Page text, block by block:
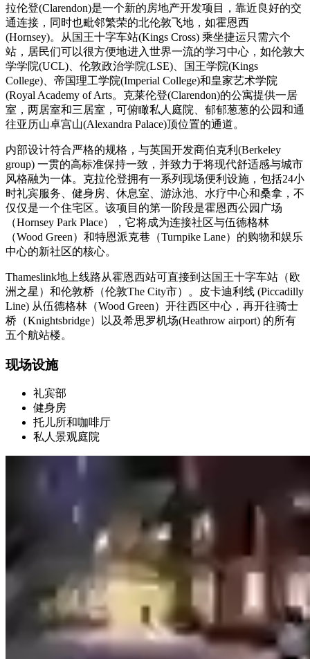
拉伦登(Clarendon)是一个新的房地产开发项目，靠近良好的交
通连接，同时也毗邻繁荣的北伦敦飞地，如霍恩西
(Hornsey)。从国王十字车站(Kings Cross) 乘坐捷运只需六个
站，居民们可以很方便地进入世界一流的学习中心，如伦敦大
学学院(UCL)、伦敦政治学院(LSE)、国王学院(Kings
College)、帝国理工学院(Imperial College)和皇家艺术学院
(Royal Academy of Arts。克莱伦登(Clarendon)的公寓提供一居
室，两居室和三居室，可俯瞰私人庭院、郁郁葱葱的公园和通
往亚历山卓宫山(Alexandra Palace)顶位置的通道。
内部设计符合严格的规格，与英国开发商伯克利(Berkeley
group) 一贯的高标准保持一致，并致力于将现代舒适感与城市
风格融为一体。克拉伦登拥有一系列现场便利设施，包括24小
时礼宾服务、健身房、休息室、游泳池、水疗中心和桑拿，不
仅仅是一个住宅区。该项目的第一阶段是霍恩西公园广场
（Hornsey Park Place），它将成为连接社区与伍德格林
（Wood Green）和特恩派克巷（Turnpike Lane）的购物和娱乐
中心的新社区的核心。
Thameslink地上线路从霍恩西站可直接到达国王十字车站（欧
洲之星）和伦敦桥（伦敦The City市）。皮卡迪利线 (Piccadilly
Line) 从伍德格林（Wood Green）开往西区中心，再开往骑士
桥（Knightsbridge）以及希思罗机场(Heathrow airport) 的所有
五个航站楼。
现场设施
礼宾部
健身房
托儿所和咖啡厅
私人景观庭院